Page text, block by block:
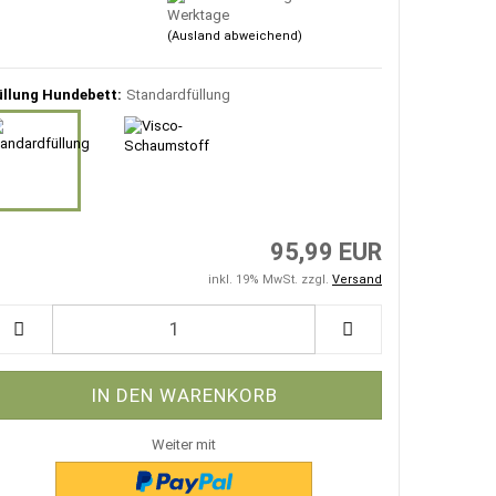
Werktage
(Ausland abweichend)
Hundebett: Standardfüllung
95,99 EUR
inkl. 19% MwSt. zzgl. Versand
Weiter mit